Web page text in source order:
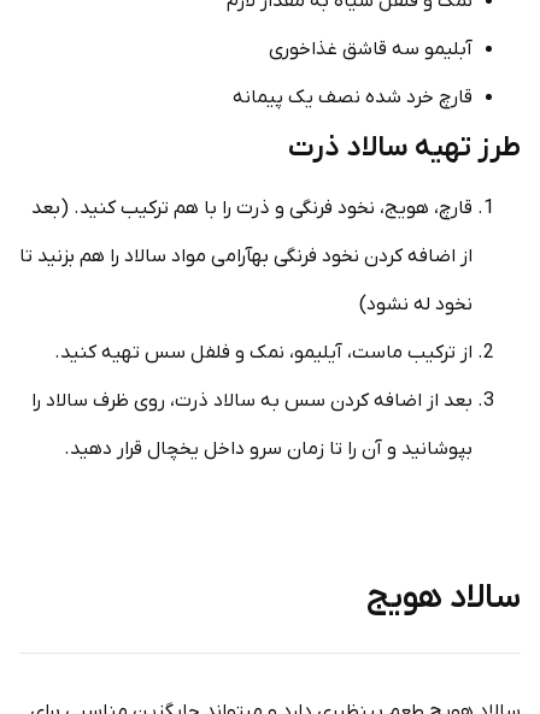
آبلیمو سه قاشق غذاخوری
قارچ خرد شده نصف یک پیمانه
طرز تهیه سالاد ذرت
قارچ، هویج، نخود فرنگی و ذرت را با هم ترکیب کنید. (بعد
از اضافه کردن نخود فرنگی به­آرامی مواد سالاد را هم بزنید تا
نخود له نشود)
از ترکیب ماست، آیلیمو، نمک و فلفل سس تهیه کنید.
بعد از اضافه کردن سس به سالاد ذرت، روی ظرف سالاد را
بپوشانید و آن را تا زمان سرو داخل یخچال قرار دهید.
سالاد هویج